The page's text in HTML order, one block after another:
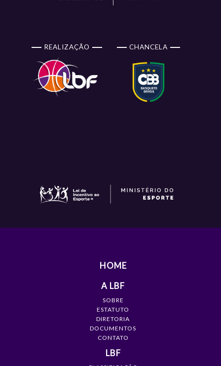
REALIZAÇÃO CHANCELA
HOME
A LBF
SOBRE
ESTATUTO
DIRETORIA
DOCUMENTOS
CONTATO
LBF